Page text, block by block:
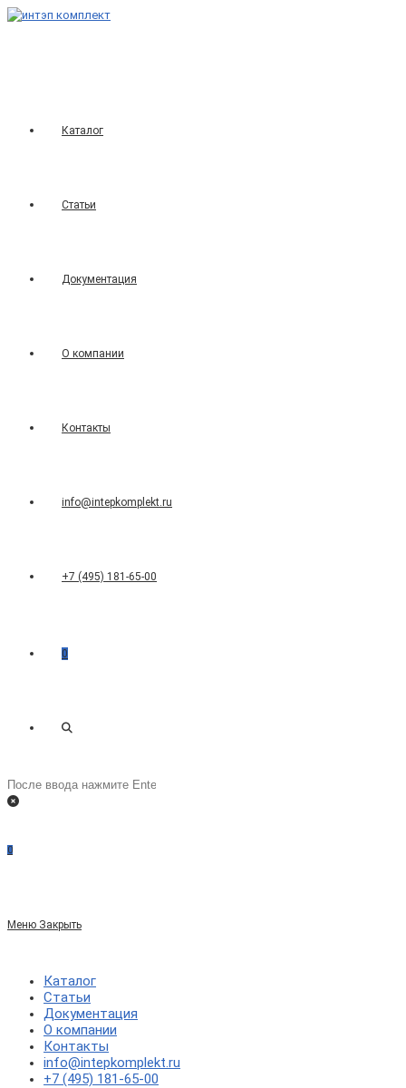
Перейти
Каталог
Статьи
Документация
О компании
Контакты
info@intepkomplekt.ru
+7 (495) 181-65-00
0
Переключить
сайту
Поиск
на
0
Меню Закрыть
Каталог
Статьи
Документация
О компании
Контакты
info@intepkomplekt.ru
+7 (495) 181-65-00